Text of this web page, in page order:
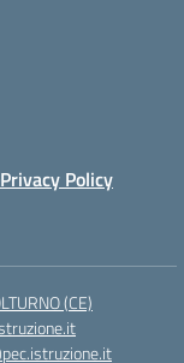
Privacy Policy
(CE)